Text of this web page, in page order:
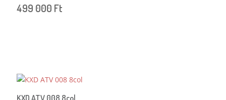
499 000 Ft
KXD ATV 008 8col